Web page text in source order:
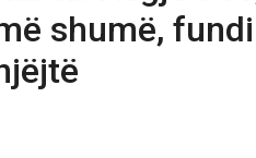
shumë,